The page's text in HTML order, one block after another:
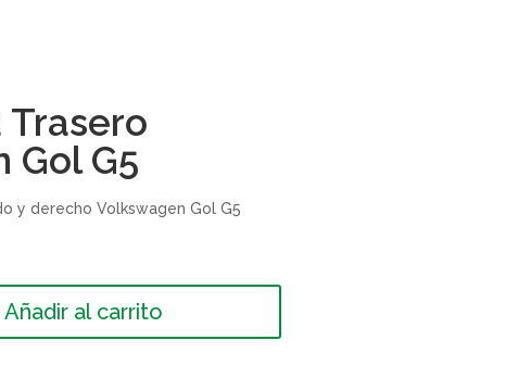
Gol G5
y derecho Volkswagen Gol G5
Añadir al carrito